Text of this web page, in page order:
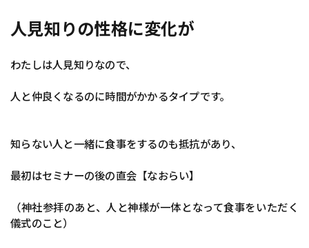
人見知りの性格に変化が
わたしは人見知りなので、
人と仲良くなるのに時間がかかるタイプです。
知らない人と一緒に食事をするのも抵抗があり、
最初はセミナーの後の直会【なおらい】
（神社参拝のあと、人と神様が一体となって食事をいただく
儀式のこと）